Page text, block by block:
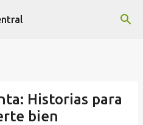
principal
Historias para
bien